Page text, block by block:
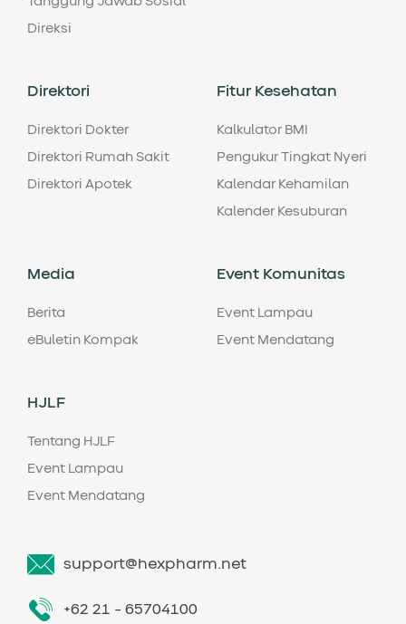
Direksi
Direktori
Direktori Dokter
Direktori Rumah Sakit
Direktori Apotek
Fitur Kesehatan
Kalkulator BMI
Pengukur Tingkat Nyeri
Kalendar Kehamilan
Kalender Kesuburan
Media
Berita
eBuletin Kompak
Event Komunitas
Event Lampau
Event Mendatang
HJLF
Tentang HJLF
Event Lampau
Event Mendatang
support@hexpharm.net
+62 21 - 65704100